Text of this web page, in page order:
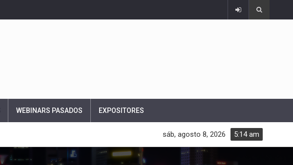
WEBINARS PASADOS EXPOSITORES
5:14 am
sáb, agosto 8, 2026